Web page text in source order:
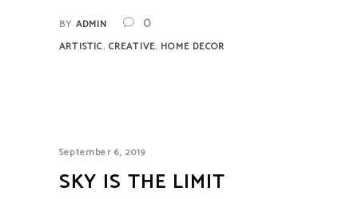
BY ADMIN 0
ARTISTIC, CREATIVE, HOME DECOR
September 6, 2019
SKY IS THE LIMIT